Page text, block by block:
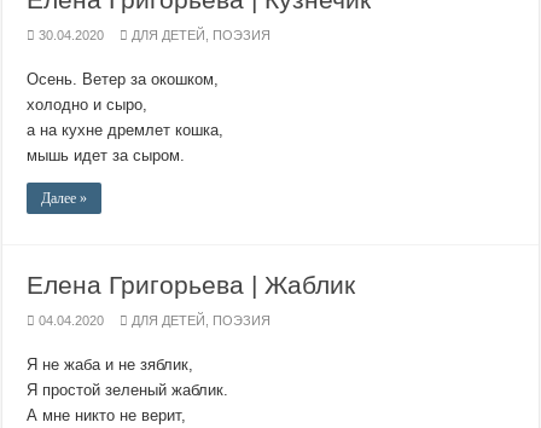
30.04.2020 ДЛЯ ДЕТЕЙ ПОЭЗИЯ
Осень. Ветер за окошком,
холодно и сыро,
а на кухне дремлет кошка,
мышь идет за сыром.
Далее »
Елена Григорьева | Жаблик
04.04.2020 ДЛЯ ДЕТЕЙ ПОЭЗИЯ
Я не жаба и не зяблик,
Я простой зеленый жаблик.
А мне никто не верит,